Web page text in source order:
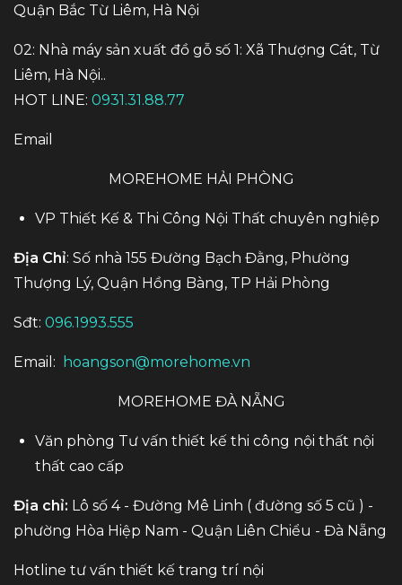
Quận Bắc Từ Liêm, Hà Nội
02: Nhà máy sản xuất đồ gỗ số 1: Xã Thượng Cát, Từ
Liêm, Hà Nội..
HOT LINE: 0931.31.88.77
Email
MOREHOME HẢI PHÒNG
VP Thiết Kế & Thi Công Nội Thất chuyên nghiệp
Địa Chỉ: Số nhà 155 Đường Bạch Đằng, Phường
Thượng Lý, Quận Hồng Bàng, TP Hải Phòng
Sđt: 096.1993.555
Email: hoangson@morehome.vn
MOREHOME ĐÀ NẴNG
Văn phòng Tư vấn thiết kế thi công nội thất nội
thất cao cấp
Địa chỉ: Lô số 4 - Đường Mê Linh ( đường số 5 cũ ) -
phường Hòa Hiệp Nam - Quận Liên Chiểu - Đà Nẵng
Hotline tư vấn thiết kế trang trí nội